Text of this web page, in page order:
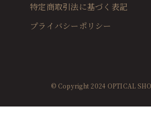
特定商取引法に基づく表記
プライバシーポリシー
© Copyright 2024 OPTICAL